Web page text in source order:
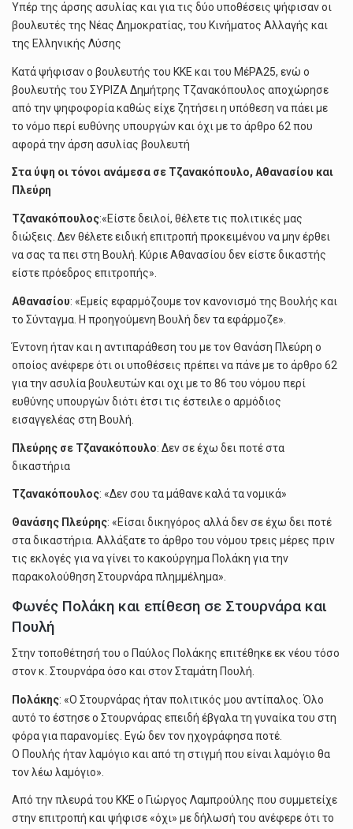
Υπέρ της άρσης ασυλίας και για τις δύο υποθέσεις ψήφισαν οι
βουλευτές της Νέας Δημοκρατίας, του Κινήματος Αλλαγής και
της Ελληνικής Λύσης
Κατά ψήφισαν ο βουλευτής του ΚΚΕ και του ΜέΡΑ25, ενώ ο
βουλευτής του ΣΥΡΙΖΑ Δημήτρης Τζανακόπουλος αποχώρησε
από την ψηφοφορία καθώς είχε ζητήσει η υπόθεση να πάει με
το νόμο περί ευθύνης υπουργών και όχι με το άρθρο 62 που
αφορά την άρση ασυλίας βουλευτή
Στα ύψη οι τόνοι ανάμεσα σε Τζανακόπουλο, Αθανασίου και
Πλεύρη
Τζανακόπουλος:«Είστε δειλοί, θέλετε τις πολιτικές μας
διώξεις. Δεν θέλετε ειδική επιτροπή προκειμένου να μην έρθει
να σας τα πει στη Βουλή. Κύριε Αθανασίου δεν είστε δικαστής
είστε πρόεδρος επιτροπής».
Αθανασίου: «Εμείς εφαρμόζουμε τον κανονισμό της Βουλής και
το Σύνταγμα. Η προηγούμενη Βουλή δεν τα εφάρμοζε».
Έντονη ήταν και η αντιπαράθεση του με τον Θανάση Πλεύρη ο
οποίος ανέφερε ότι οι υποθέσεις πρέπει να πάνε με το άρθρο 62
για την ασυλία βουλευτών και οχι με το 86 του νόμου περί
ευθύνης υπουργών διότι έτσι τις έστειλε ο αρμόδιος
εισαγγελέας στη Βουλή.
Πλεύρης σε Τζανακόπουλο: Δεν σε έχω δει ποτέ στα
δικαστήρια
Τζανακόπουλος: «Δεν σου τα μάθανε καλά τα νομικά»
Θανάσης Πλεύρης: «Είσαι δικηγόρος αλλά δεν σε έχω δει ποτέ
στα δικαστήρια. Αλλάξατε το άρθρο του νόμου τρεις μέρες πριν
τις εκλογές για να γίνει το κακούργημα Πολάκη για την
παρακολούθηση Στουρνάρα πλημμέλημα».
Φωνές Πολάκη και επίθεση σε Στουρνάρα και
Πουλή
Στην τοποθέτησή του ο Παύλος Πολάκης επιτέθηκε εκ νέου τόσο
στον κ. Στουρνάρα όσο και στον Σταμάτη Πουλή.
Πολάκης: «Ο Στουρνάρας ήταν πολιτικός μου αντίπαλος. Όλο
αυτό το έστησε ο Στουρνάρας επειδή έβγαλα τη γυναίκα του στη
φόρα για παρανομίες. Εγώ δεν τον ηχογράφησα ποτέ.
Ο Πουλής ήταν λαμόγιο και από τη στιγμή που είναι λαμόγιο θα
τον λέω λαμόγιο».
Από την πλευρά του ΚΚΕ ο Γιώργος Λαμπρούλης που συμμετείχε
στην επιτροπή και ψήφισε «όχι» με δήλωσή του ανέφερε ότι το